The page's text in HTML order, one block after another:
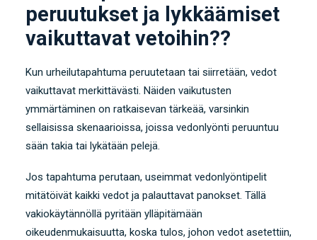
peruutukset ja lykkäämiset
vaikuttavat vetoihin??
Kun urheilutapahtuma peruutetaan tai siirretään, vedot
vaikuttavat merkittävästi. Näiden vaikutusten
ymmärtäminen on ratkaisevan tärkeää, varsinkin
sellaisissa skenaarioissa, joissa vedonlyönti peruuntuu
sään takia tai lykätään pelejä.
Jos tapahtuma perutaan, useimmat vedonlyöntipelit
mitätöivät kaikki vedot ja palauttavat panokset. Tällä
vakiokäytännöllä pyritään ylläpitämään
oikeudenmukaisuutta, koska tulos, johon vedot asetettiin,